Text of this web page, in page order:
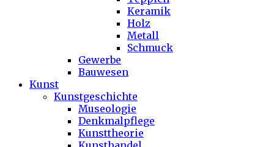
Keramik
Holz
Metall
Schmuck
Gewerbe
Bauwesen
Kunst
Kunstgeschichte
Museologie
Denkmalpflege
Kunsttheorie